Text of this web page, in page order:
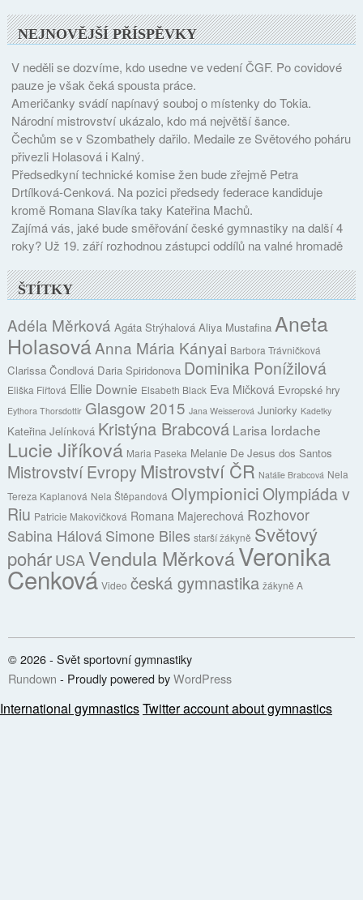
NEJNOVĚJŠÍ PŘÍSPĚVKY
V neděli se dozvíme, kdo usedne ve vedení ČGF. Po covidové
pauze je však čeká spousta práce.
Američanky svádí napínavý souboj o místenky do Tokia.
Národní mistrovství ukázalo, kdo má největší šance.
Čechům se v Szombathely dařilo. Medaile ze Světového poháru
přivezli Holasová i Kalný.
Předsedkyní technické komise žen bude zřejmě Petra
Drtílková-Cenková. Na pozici předsedy federace kandiduje
kromě Romana Slavíka taky Kateřina Machů.
Zajímá vás, jaké bude směřování české gymnastiky na další 4
roky? Už 19. září rozhodnou zástupci oddílů na valné hromadě
ŠTÍTKY
Adéla Měrková Agáta Strýhalová Aliya Mustafina Aneta
HolasováAnna Mária Kányai Barbora Trávničková
Clarissa Čondlová Daria Spiridonova Dominika Ponížilová
Eliška Fiřtová Ellie Downie Elsabeth Black Eva Mičková Evropské hry
Eythora Thorsdottir Glasgow 2015 Jana Weisserová Juniorky Kadetky
Kateřina Jelínková Kristýna Brabcová Larisa Iordache
Lucie Jiříková Maria Paseka Melanie De Jesus dos Santos
Mistrovství Evropy Mistrovství ČR Natálie Brabcová Nela
Tereza Kaplanová Nela Štěpandová OlympioniciOlympiáda v
Riu Patricie Makovičková Romana Majerechová Rozhovor
Sabina HálováSimone Biles starší žákyně Světový
pohárUSA Vendula MěrkováVeronika
Cenková Video česká gymnastika žákyně A
© 2026 - Svět sportovní gymnastiky
Rundown - Proudly powered byWordPress
International gymnasticsTwitter account about gymnastics